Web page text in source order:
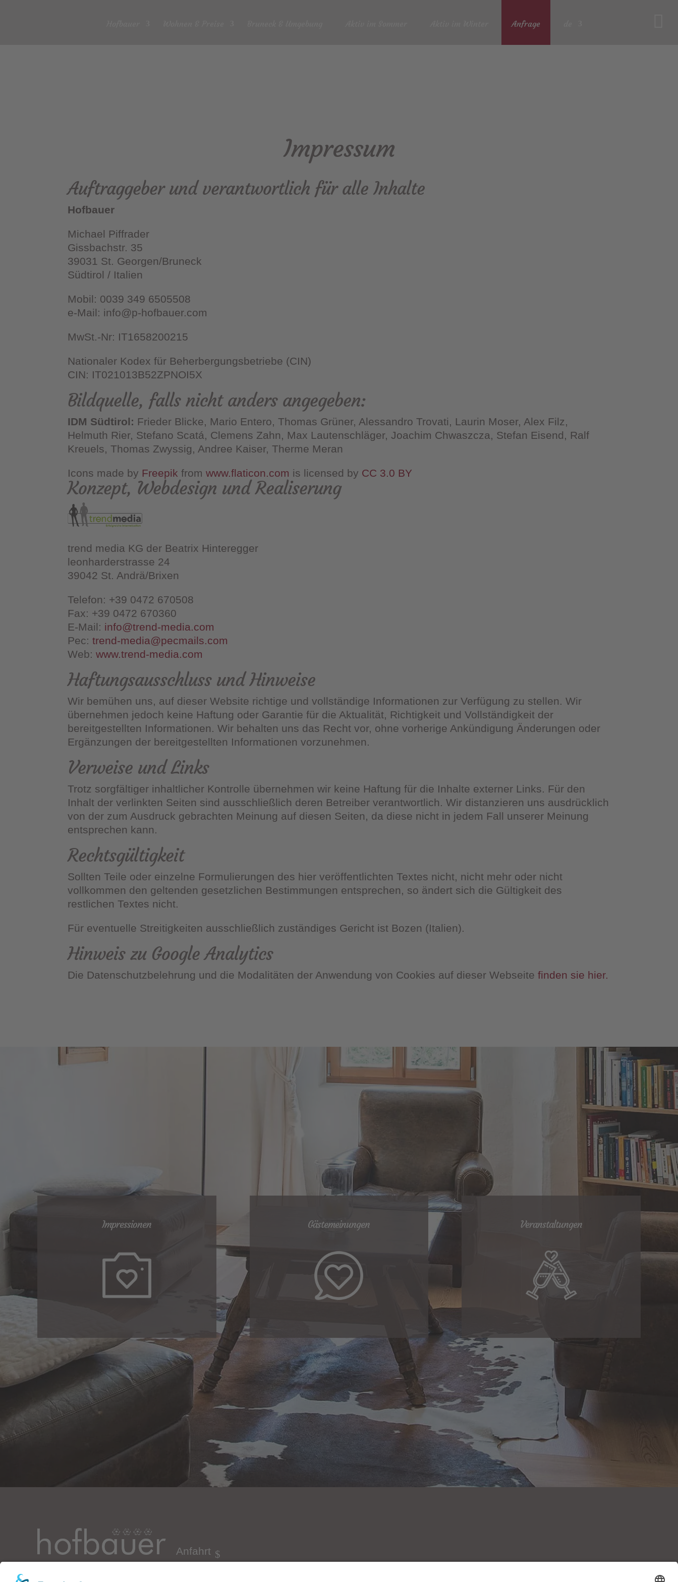
Anfrage
Impressum
Auftraggeber und verantwortlich für alle Inhalte
Hofbauer
Michael Piffrader
Gissbachstr. 35
39031 St. Georgen/Bruneck
Südtirol / Italien
Mobil: 0039 349 6505508
e-Mail: info@p-hofbauer.com
MwSt.-Nr: IT1658200215
Nationaler Kodex für Beherbergungsbetriebe (CIN)
CIN: IT021013B52ZPNOI5X
Bildquelle, falls nicht anders angegeben:
IDM Südtirol: Frieder Blicke, Mario Entero, Thomas Grüner, Alessandro Trovati, Laurin Moser, Alex Filz,
Helmuth Rier, Stefano Scatá, Clemens Zahn, Max Lautenschläger, Joachim Chwaszcza, Stefan Eisend, Ralf
Kreuels, Thomas Zwyssig, Andree Kaiser, Therme Meran
Icons made by Freepik fromwww.flaticon.com is licensed by CC 3.0 BY
Konzept, Webdesign und Realiserung
trend media KG der Beatrix Hinteregger
leonharderstrasse 24
39042 St. Andrä/Brixen
Telefon: +39 0472 670508
Fax: +39 0472 670360
E-Mail: info@trend-media.com
Pec:trend-media@pecmails.com
Web:www.trend-media.com
Haftungsausschluss und Hinweise
Wir bemühen uns, auf dieser Website richtige und vollständige Informationen zur Verfügung zu stellen. Wir
übernehmen jedoch keine Haftung oder Garantie für die Aktualität, Richtigkeit und Vollständigkeit der
bereitgestellten Informationen. Wir behalten uns das Recht vor, ohne vorherige Ankündigung Änderungen oder
Ergänzungen der bereitgestellten Informationen vorzunehmen.
Verweise und Links
Trotz sorgfältiger inhaltlicher Kontrolle übernehmen wir keine Haftung für die Inhalte externer Links. Für den
Inhalt der verlinkten Seiten sind ausschließlich deren Betreiber verantwortlich. Wir distanzieren uns ausdrücklich
von der zum Ausdruck gebrachten Meinung auf diesen Seiten, da diese nicht in jedem Fall unserer Meinung
entsprechen kann.
Rechtsgültigkeit
Sollten Teile oder einzelne Formulierungen des hier veröffentlichten Textes nicht, nicht mehr oder nicht
vollkommen den geltenden gesetzlichen Bestimmungen entsprechen, so ändert sich die Gültigkeit des
restlichen Textes nicht.
Für eventuelle Streitigkeiten ausschließlich zuständiges Gericht ist Bozen (Italien).
Hinweis zu Google Analytics
Die Datenschutzbelehrung und die Modalitäten der Anwendung von Cookies auf dieser Webseitefinden sie hier.
Impressionen Gästemeinungen Veranstaltungen
Anfahrt